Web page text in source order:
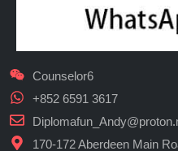
Counselor6
+852 6591 3617
170-172 Aberdeen Main